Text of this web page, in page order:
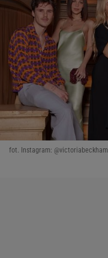
fot. Instagram: @victoriabeckham